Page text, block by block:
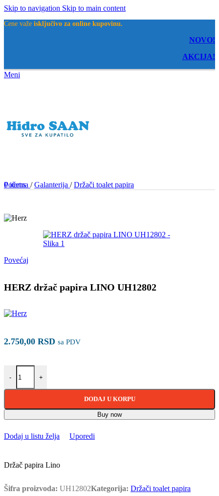
Skip to navigation Skip to main content
Cene važe isključivo za online kupovinu.
NOVO!
AKCIJA!
Meni
0items
Početna / Galanterija / Držači toalet papira
Povećaj
HERZ držač papira LINO UH12802
2.750,00 RSD sa PDV
-
HERZ držač papira LINO UH12802 količina
+
DODAJ U KORPU
Buy now
Dodaj u listu želja Uporedi
Držač papira Lino
Šifra proizvoda: UH12802Kategorija: Držači toalet papira